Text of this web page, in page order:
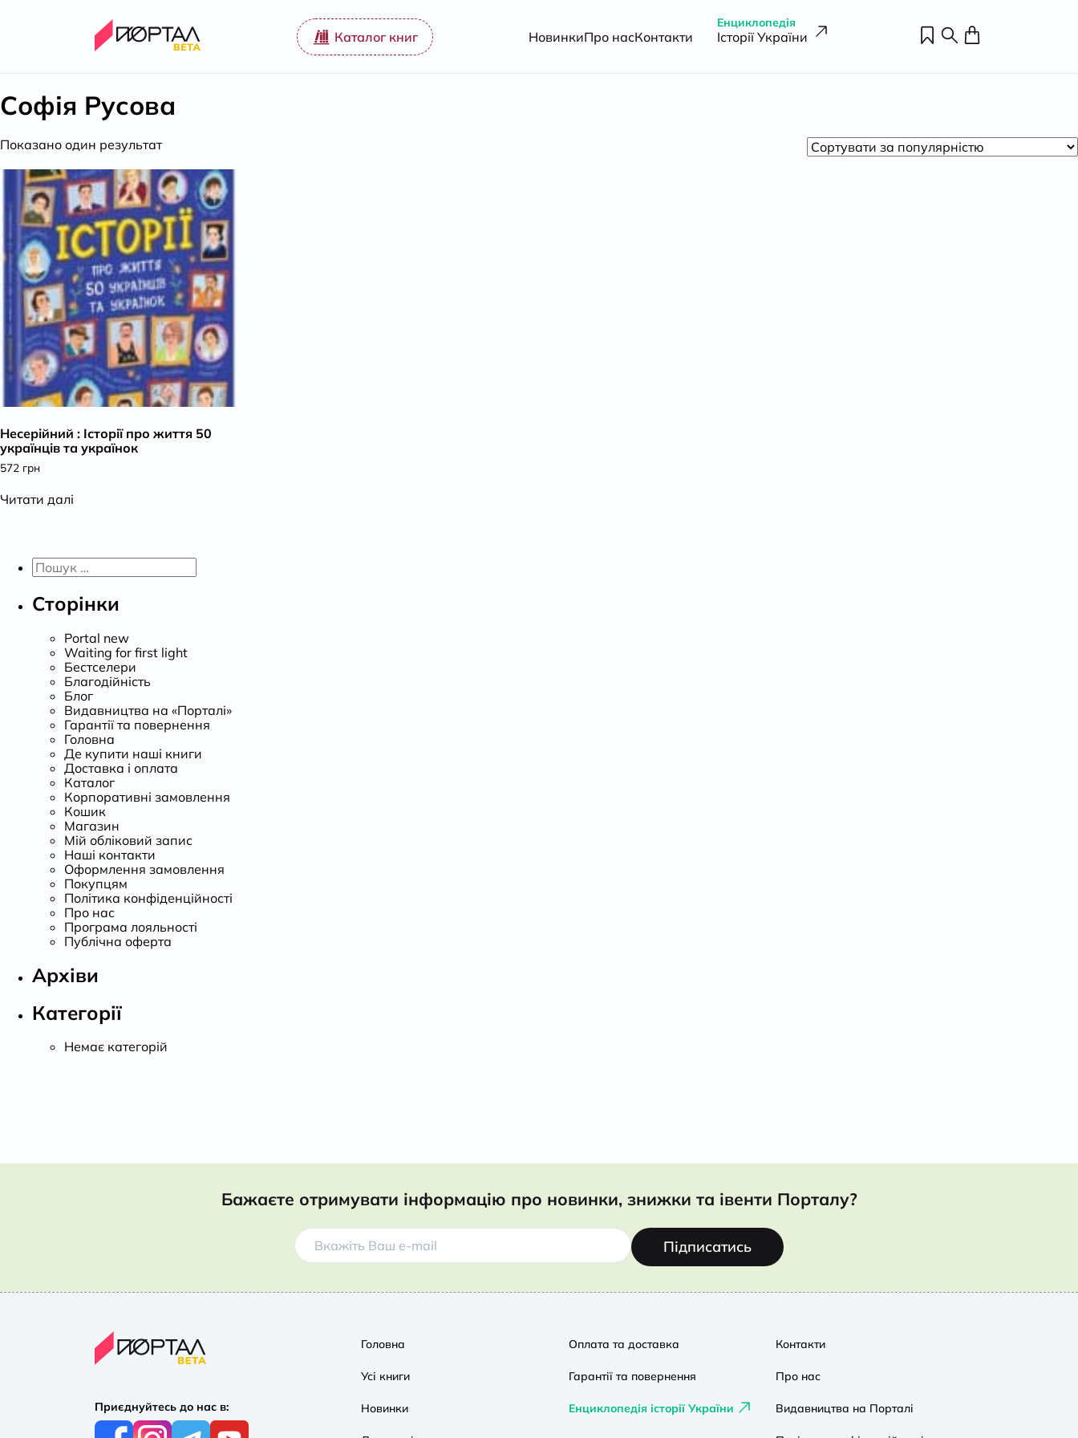
Каталог книг НовинкиПро насКонтакти
Енциклопедія
Історії України
Софія Русова
Показано один результат
Несерійний : Історії про життя 50
українців та українок
572 грн
Читати далі
Пошук:
Сторінки
Portal new
Waiting for first light
Бестселери
Благодійність
Блог
Видавництва на «Порталі»
Гарантії та повернення
Головна
Де купити наші книги
Доставка і оплата
Каталог
Корпоративні замовлення
Кошик
Магазин
Мій обліковий запис
Наші контакти
Оформлення замовлення
Покупцям
Політика конфіденційності
Про нас
Програма лояльності
Публічна оферта
Архіви
Категорії
Немає категорій
Бажаєте отримувати інформацію про новинки, знижки та івенти Порталу?
Підписатись
Приєднуйтесь до нас в:
Головна
Усі книги
Новинки
Оплата та доставка
Гарантії та повернення
Енциклопедія історії України
Контакти
Про нас
Видавництва на Порталі